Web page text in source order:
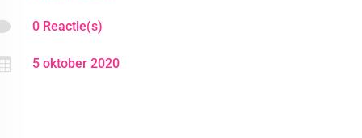
0 Reactie(s)
5 oktober 2020